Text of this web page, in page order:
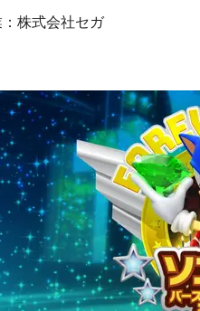
株式会社セガ